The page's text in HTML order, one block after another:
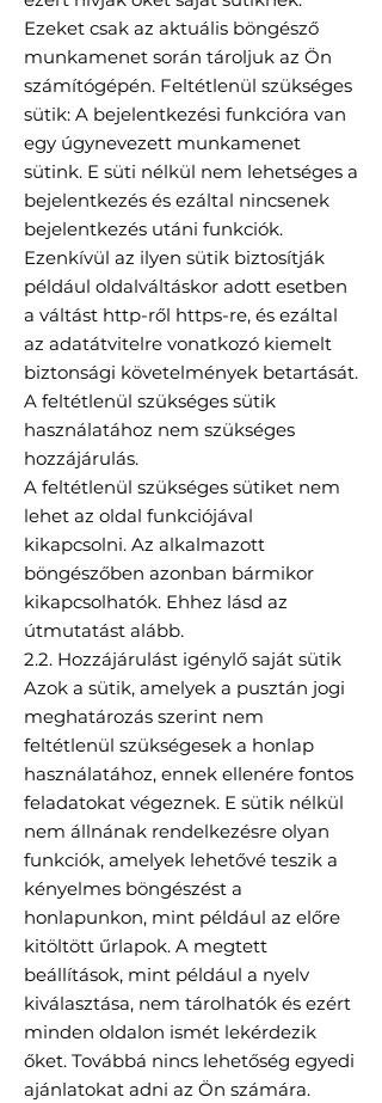
Ezeket csak az aktuális böngésző
munkamenet során tároljuk az Ön
számítógépén. Feltétlenül szükséges
sütik: A bejelentkezési funkcióra van
egy úgynevezett munkamenet
sütink. E süti nélkül nem lehetséges a
bejelentkezés és ezáltal nincsenek
bejelentkezés utáni funkciók.
Ezenkívül az ilyen sütik biztosítják
például oldalváltáskor adott esetben
a váltást http-ről https-re, és ezáltal
az adatátvitelre vonatkozó kiemelt
biztonsági követelmények betartását.
A feltétlenül szükséges sütik
használatához nem szükséges
hozzájárulás.
A feltétlenül szükséges sütiket nem
lehet az oldal funkciójával
kikapcsolni. Az alkalmazott
böngészőben azonban bármikor
kikapcsolhatók. Ehhez lásd az
útmutatást alább.
2.2. Hozzájárulást igénylő saját sütik
Azok a sütik, amelyek a pusztán jogi
meghatározás szerint nem
feltétlenül szükségesek a honlap
használatához, ennek ellenére fontos
feladatokat végeznek. E sütik nélkül
nem állnának rendelkezésre olyan
funkciók, amelyek lehetővé teszik a
kényelmes böngészést a
honlapunkon, mint például az előre
kitöltött űrlapok. A megtett
beállítások, mint például a nyelv
kiválasztása, nem tárolhatók és ezért
minden oldalon ismét lekérdezik
őket. Továbbá nincs lehetőség egyedi
ajánlatokat adni az Ön számára.